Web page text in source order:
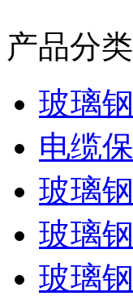
产品分类
玻璃
电缆
玻璃
玻璃
玻璃